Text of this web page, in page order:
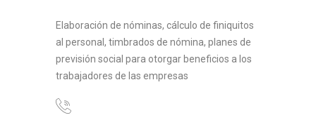
Elaboración de nóminas, cálculo de finiquitos
al personal, timbrados de nómina, planes de
previsión social para otorgar beneficios a los
trabajadores de las empresas